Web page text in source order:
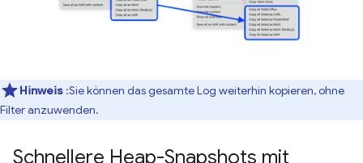
Hinweis :Sie können das gesamte Log weiterhin kopieren, ohne
Filter anzuwenden.
Schnellere Heap-Snapshots mit